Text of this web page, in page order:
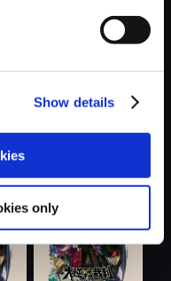
Show details
only
判5
【単曲】大逆転裁